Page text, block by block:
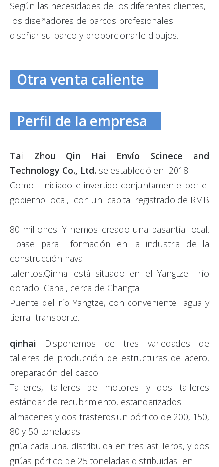
Según las necesidades de los diferentes clientes,
los diseñadores de barcos profesionales
diseñar su barco y proporcionarle dibujos.
Otra venta caliente
Perfil de la empresa
Tai Zhou Qin Hai Envío Scinece and
Technology Co., Ltd. se estableció en 2018.
Como iniciado e invertido conjuntamente por el
gobierno local, con un capital registrado de RMB
80 millones. Y hemos creado una pasantía local.
base para formación en la industria de la
construcción naval
talentos.Qinhai está situado en el Yangtze río
dorado Canal, cerca de Changtai
Puente del río Yangtze, con conveniente agua y
tierra transporte.
qinhai Disponemos de tres variedades de
talleres de producción de estructuras de acero,
preparación del casco.
Talleres, talleres de motores y dos talleres
estándar de recubrimiento, estandarizados.
almacenes y dos trasteros.un pórtico de 200, 150,
80 y 50 toneladas
grúa cada una, distribuida en tres astilleros, y dos
grúas pórtico de 25 toneladas distribuidas en